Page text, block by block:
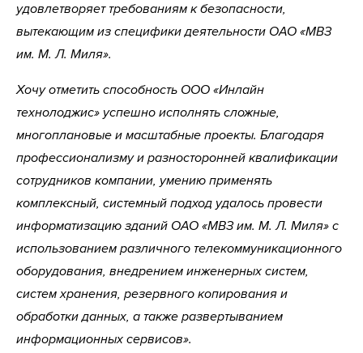
удовлетворяет требованиям к безопасности,
вытекающим из специфики деятельности ОАО «МВЗ
им. М. Л. Миля».
Хочу отметить способность ООО «Инлайн
технолоджис» успешно исполнять сложные,
многоплановые и масштабные проекты. Благодаря
профессионализму и разносторонней квалификации
сотрудников компании, умению применять
комплексный, системный подход удалось провести
информатизацию зданий ОАО «МВЗ им. М. Л. Миля» с
использованием различного телекоммуникационного
оборудования, внедрением инженерных систем,
систем хранения, резервного копирования и
обработки данных, а также развертыванием
информационных сервисов».